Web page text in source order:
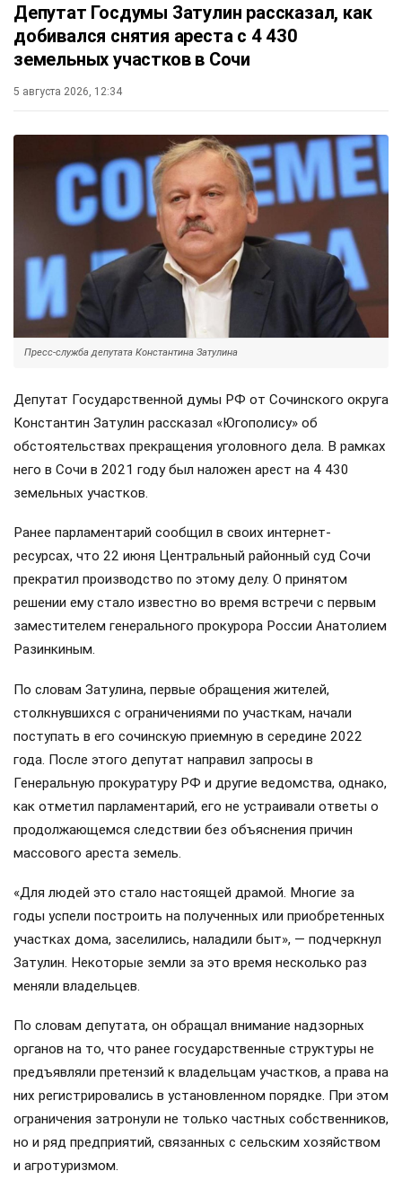
Депутат Госдумы Затулин рассказал, как
добивался снятия ареста с 4 430
земельных участков в Сочи
5 августа 2026, 12:34
Пресс-служба депутата Константина Затулина
Депутат Государственной думы РФ от Сочинского округа
Константин Затулин рассказал «Югополису» об
обстоятельствах прекращения уголовного дела. В рамках
него в Сочи в 2021 году был наложен арест на 4 430
земельных участков.
Ранее парламентарий сообщил в своих интернет-
ресурсах, что 22 июня Центральный районный суд Сочи
прекратил производство по этому делу. О принятом
решении ему стало известно во время встречи с первым
заместителем генерального прокурора России Анатолием
Разинкиным.
По словам Затулина, первые обращения жителей,
столкнувшихся с ограничениями по участкам, начали
поступать в его сочинскую приемную в середине 2022
года. После этого депутат направил запросы в
Генеральную прокуратуру РФ и другие ведомства, однако,
как отметил парламентарий, его не устраивали ответы о
продолжающемся следствии без объяснения причин
массового ареста земель.
«Для людей это стало настоящей драмой. Многие за
годы успели построить на полученных или приобретенных
участках дома, заселились, наладили быт», — подчеркнул
Затулин. Некоторые земли за это время несколько раз
меняли владельцев.
По словам депутата, он обращал внимание надзорных
органов на то, что ранее государственные структуры не
предъявляли претензий к владельцам участков, а права на
них регистрировались в установленном порядке. При этом
ограничения затронули не только частных собственников,
но и ряд предприятий, связанных с сельским хозяйством
и агротуризмом.